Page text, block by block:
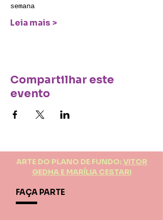
semana
Leia mais >
Compartilhar este
evento
ARTE DO PLANO DE FUNDO: VITOR
GEDHA E MARÍLIA CESTARI
FAÇA PARTE